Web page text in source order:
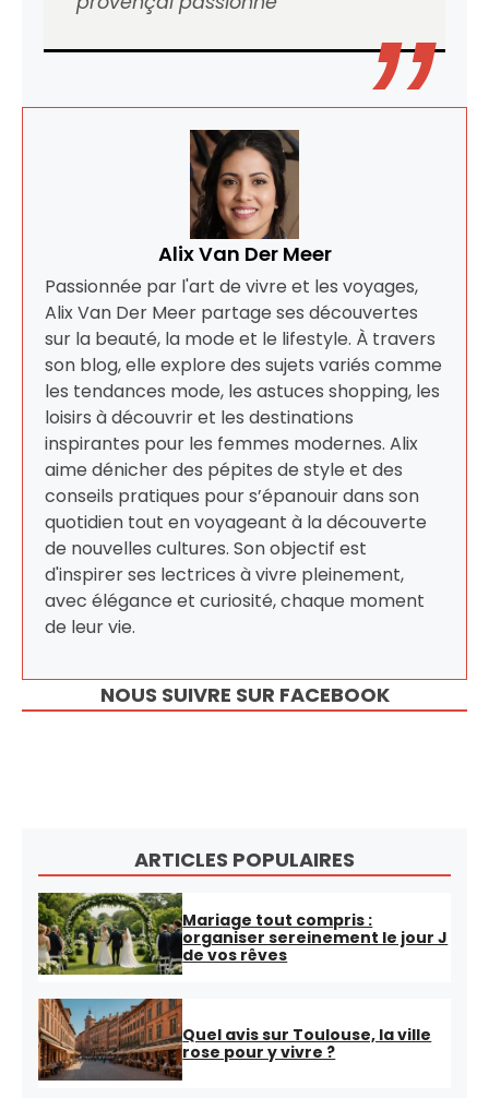
Alix Van Der Meer
Passionnée par l'art de vivre et les voyages,
Alix Van Der Meer partage ses découvertes
sur la beauté, la mode et le lifestyle. À travers
son blog, elle explore des sujets variés comme
les tendances mode, les astuces shopping, les
loisirs à découvrir et les destinations
inspirantes pour les femmes modernes. Alix
aime dénicher des pépites de style et des
conseils pratiques pour s’épanouir dans son
quotidien tout en voyageant à la découverte
de nouvelles cultures. Son objectif est
d'inspirer ses lectrices à vivre pleinement,
avec élégance et curiosité, chaque moment
de leur vie.
NOUS SUIVRE SUR FACEBOOK
ARTICLES POPULAIRES
Mariage tout compris :
organiser sereinement le jour J
de vos rêves
Quel avis sur Toulouse, la ville
rose pour y vivre ?